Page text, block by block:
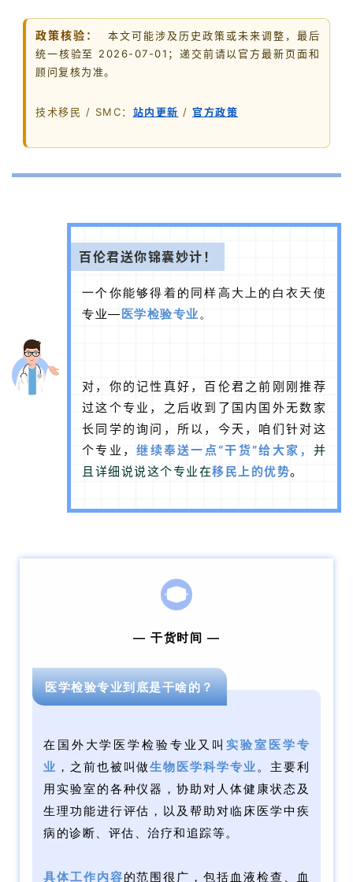
政策核验：
本文可能涉及历史政策或未来调整，最后
统一核验至 2026-07-01；递交前请以官方最新页面和
顾问复核为准。
技术移民 / SMC： 站内更新 / 官方政策
百伦君送你锦囊妙计！
一个你能够得着的同样高大上的白衣天使
专业— 医学检验专业 。
对，你的记性真好，百伦君之前刚刚推荐
过这个专业，之后收到了国内国外无数家
长同学的询问，所以，今天，咱们针对这
个专业，继续奉送一点“干货”给大家， 并
且详细说说这个专业在移民上的优势。
— 干货时间 —
医学检验专业到底是干啥的？
在国外大学医学检验专业又叫实验室医学专
业 ，之前也被叫做生物医学科学专业 。主要利
用实验室的各种仪器，协助对人体健康状态及
生理功能进行评估，以及帮助对临床医学中疾
病的诊断、评估、治疗和追踪等。
具体工作内容的范围很广，包括血液检查、血